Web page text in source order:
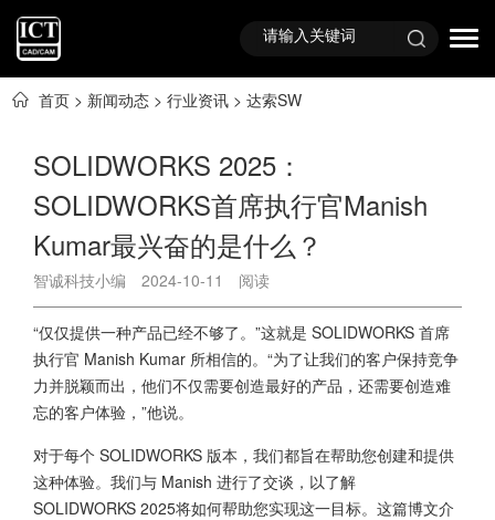
首页 > 新闻动态 > 行业资讯 > 达索SW
SOLIDWORKS 2025：
SOLIDWORKS首席执行官Manish
Kumar最兴奋的是什么？
智诚科技小编 2024-10-11 阅读
“仅仅提供一种产品已经不够了。”这就是 SOLIDWORKS 首席
执行官 Manish Kumar 所相信的。“为了让我们的客户保持竞争
力并脱颖而出，他们不仅需要创造最好的产品，还需要创造难
忘的客户体验，”他说。
对于每个 SOLIDWORKS 版本，我们都旨在帮助您创建和提供
这种体验。我们与 Manish 进行了交谈，以了解
SOLIDWORKS 2025将如何帮助您实现这一目标。这篇博文介